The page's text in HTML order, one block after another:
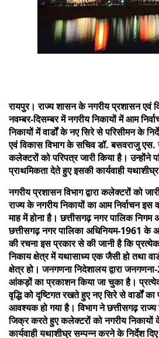
रायपुर। राज्य शासन के नगरीय प्रशासन एवं
नवम्बर-दिसम्बर में नगरीय निकायों में आम
निकायों में वार्डों के नए सिरे से परिसीमन के
एवं विकास विभाग के सचिव डॉ. बसवराजु
कलेक्टरों को परिपत्र जारी किया है। उन्होंने
प्राथमिकता देते हुए इसकी कार्यवाही
नगरीय प्रशासन विभाग द्वारा कलेक्टरों को
राज्य के नगरीय निकायों का आम निर्वाचन इस
माह में होना है। छत्तीसगढ़ नगर पालिक
छत्तीसगढ़ नगर पालिका अधिनियम-1961 के
की रचना इस प्रकार से की जानी है कि
निकाय क्षेत्र में यथासाध्य एक जैसी हो तथा
क्षेत्र हो। जनगणना निदेशालय द्वारा
आंकड़ों का प्रकाशन किया जा चुका है।
वृद्धि को दृष्टिगत रखते हुए नए सिरे से वार्डों का
आवश्यक हो गया है। विभाग ने छत्तीसगढ़ राज्य
जिक्र करते हुए कलेक्टरों को नगरीय निकायों
कार्यवाही यथाशीघ्र सम्पन्न करने के निर्देश